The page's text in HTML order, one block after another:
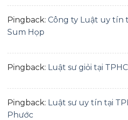
Pingback: Công ty Luật uy tín
Sum Họp
Pingback: Luật sư giỏi tại
Pingback: Luật sư uy tín tại
Phước